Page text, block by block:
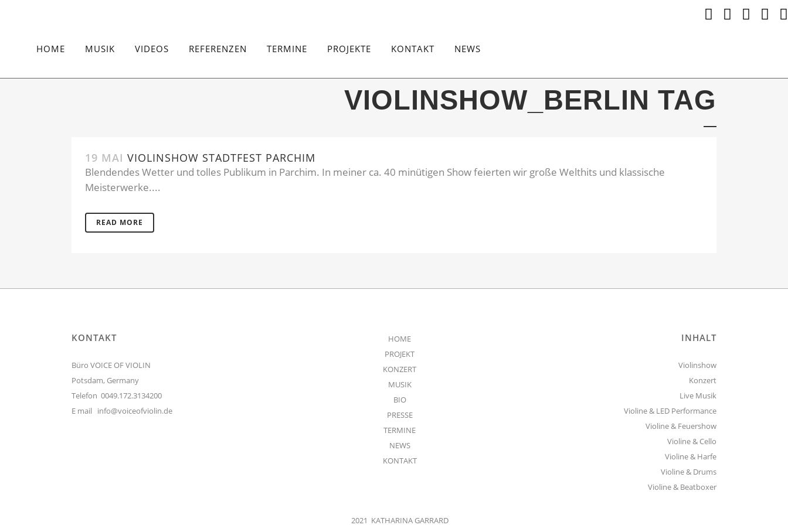
HOME MUSIK VIDEOS REFERENZEN TERMINE PROJEKTE KONTAKT NEWS
VIOLINSHOW_BERLIN TAG
19 MAI VIOLINSHOW STADTFEST PARCHIM
Blendendes Wetter und tolles Publikum in Parchim. In meiner ca. 40 minütigen Show feierten wir große Welthits und klassische
Meisterwerke....
READ MORE
KONTAKT
Büro VOICE OF VIOLIN
Potsdam, Germany
Telefon 0049.172.3134200
E mail info@voiceofviolin.de
HOME
PROJEKT
KONZERT
MUSIK
BIO
PRESSE
TERMINE
NEWS
KONTAKT
2021 KATHARINA GARRARD
INHALT
Violinshow
Konzert
Live Musik
Violine & LED Performance
Violine & Feuershow
Violine & Cello
Violine & Harfe
Violine & Drums
Violine & Beatboxer